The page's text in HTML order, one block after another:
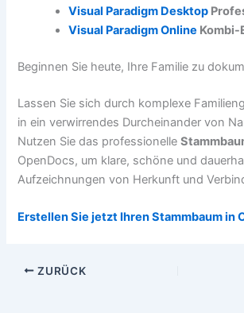
Visual Paradigm Desktop
Visual Paradigm Online Kombi-
Beginnen Sie heute, Ihre Familie zu
Lassen Sie sich durch komplexe
in ein verwirrendes Durcheinander von
Nutzen Sie das professionelle
OpenDocs, um klare, schöne und
Aufzeichnungen von Herkunft und
Erstellen Sie jetzt Ihren Stammbaum in
ZURÜCK